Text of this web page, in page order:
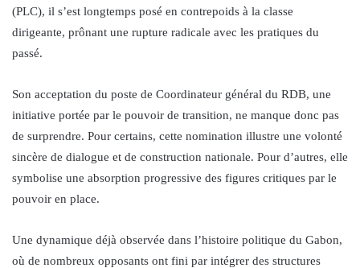
(PLC), il s’est longtemps posé en contrepoids à la classe
dirigeante, prônant une rupture radicale avec les pratiques du
passé.
Son acceptation du poste de Coordinateur général du RDB, une
initiative portée par le pouvoir de transition, ne manque donc pas
de surprendre. Pour certains, cette nomination illustre une volonté
sincère de dialogue et de construction nationale. Pour d’autres, elle
symbolise une absorption progressive des figures critiques par le
pouvoir en place.
Une dynamique déjà observée dans l’histoire politique du Gabon,
où de nombreux opposants ont fini par intégrer des structures